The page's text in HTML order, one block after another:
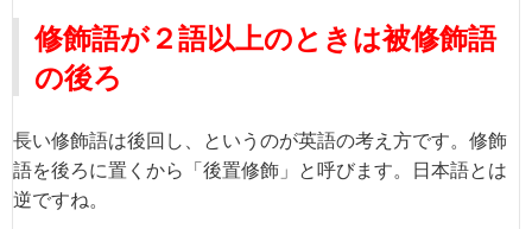
修飾語が２語以上のときは被修飾語
の後ろ
長い修飾語は後回し、というのが英語の考え方です。修飾
語を後ろに置くから「後置修飾」と呼びます。日本語とは
逆ですね。